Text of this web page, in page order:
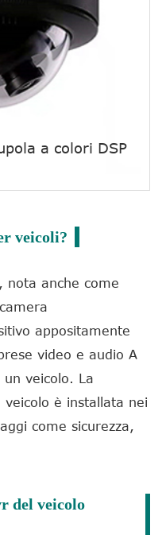
a colori DSP
veicoli?
nota anche come
appositamente
video e audio A
veicolo. La
è installata nei
come sicurezza,
del veicolo